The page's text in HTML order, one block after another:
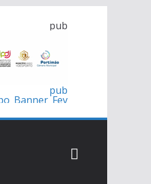
pub
pub